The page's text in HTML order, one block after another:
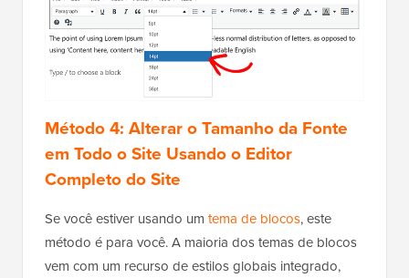
Método 4: Alterar o Tamanho da Fonte
em Todo o Site Usando o Editor
Completo do Site
Se você estiver usando um tema de blocos, este
método é para você. A maioria dos temas de blocos
vem com um recurso de estilos globais integrado,